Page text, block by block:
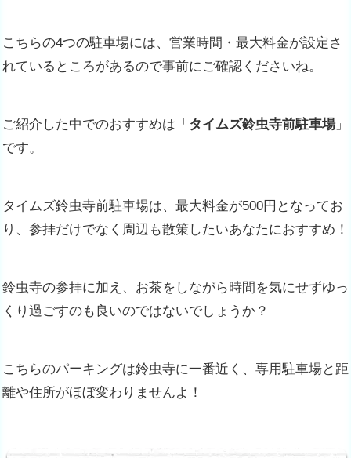
こちらの4つの駐車場には、営業時間・最大料金が設定さ
れているところがあるので事前にご確認くださいね。
ご紹介した中でのおすすめは「 タイムズ鈴虫寺前駐車場」
です。
タイムズ鈴虫寺前駐車場は、最大料金が500円となってお
り、参拝だけでなく周辺も散策したいあなたにおすすめ！
鈴虫寺の参拝に加え、お茶をしながら時間を気にせずゆっ
くり過ごすのも良いのではないでしょうか？
こちらのパーキングは鈴虫寺に一番近く、専用駐車場と距
離や住所がほぼ変わりませんよ！